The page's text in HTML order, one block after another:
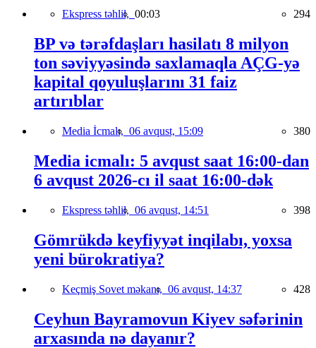
Ekspress təhlil, 00:03 294
BP və tərəfdaşları hasilatı 8 milyon
ton səviyyəsində saxlamaqla AÇG-yə
kapital qoyuluşlarını 31 faiz
artırıblar
Media İcmalı, 06 avqust, 15:09 380
Media icmalı: 5 avqust saat 16:00-dan
6 avqust 2026-cı il saat 16:00-dək
Ekspress təhlil, 06 avqust, 14:51 398
Gömrükdə keyfiyyət inqilabı, yoxsa
yeni bürokratiya?
Keçmiş Sovet məkanı, 06 avqust, 14:37 428
Ceyhun Bayramovun Kiyev səfərinin
arxasında nə dayanır?